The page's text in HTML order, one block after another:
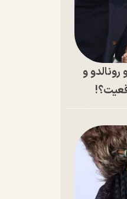
رونالدو و